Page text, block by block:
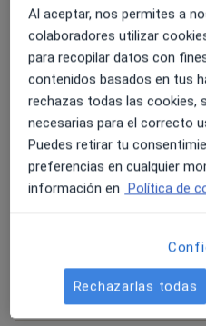
Desde 55 €
Detalles
Osteopatía
55 €
DetallesOsteopatía
1ª visita osteopatia
Desde 55 €
Detalles1ª
Osteopatía
+1 servicio
Al aceptar, nos permites a
colaboradores utilizar
para recopilar datos con
contenidos basados en tus
rechazas todas las cookies,
necesarias para el correcto
Puedes retirar tu
preferencias en cualquier
información en Política de
Rechazarlas todas